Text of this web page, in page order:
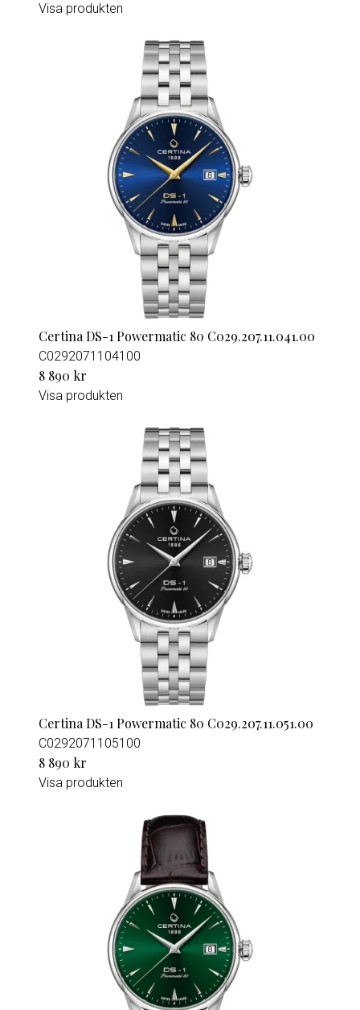
Visa produkten
Certina DS-1 Powermatic 80 C029.207.11.041.00
C0292071104100
8 890 kr
Visa produkten
Certina DS-1 Powermatic 80 C029.207.11.051.00
C0292071105100
8 890 kr
Visa produkten